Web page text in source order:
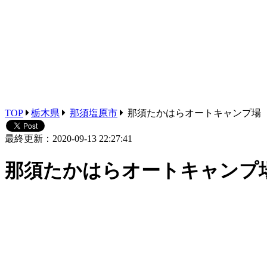
TOP 栃木県 那須塩原市 那須たかはらオートキャンプ場
最終更新：2020-09-13 22:27:41
那須たかはらオートキャンプ